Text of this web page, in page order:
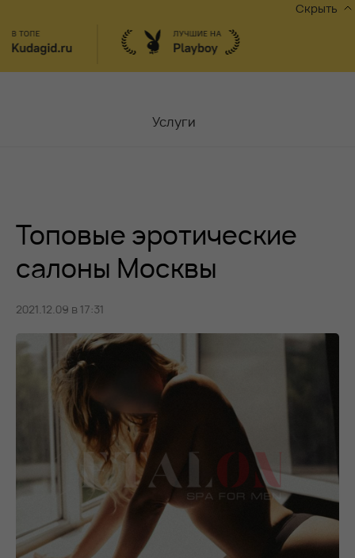
Скрыть
Услуги
Москва,
+7 912 076-93-01
Топовые эротические
салоны Москвы
2021.12.09 в 17:31